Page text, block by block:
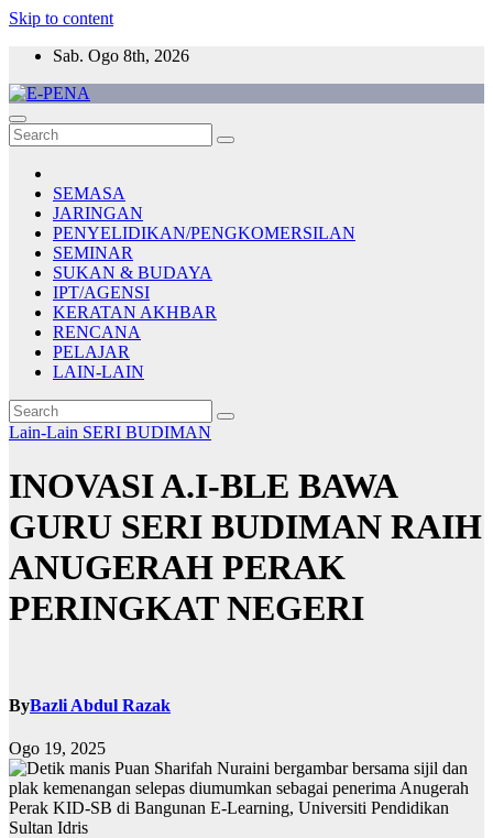
Skip to content
Sab. Ogo 8th, 2026
E-PENA
Berita Digital Terkini
SEMASA
JARINGAN
PENYELIDIKAN/PENGKOMERSILAN
SEMINAR
SUKAN & BUDAYA
IPT/AGENSI
KERATAN AKHBAR
RENCANA
PELAJAR
LAIN-LAIN
Lain-Lain SERI BUDIMAN
INOVASI A.I-BLE BAWA
GURU SERI BUDIMAN RAIH
ANUGERAH PERAK
PERINGKAT NEGERI
ByBazli Abdul Razak
Ogo 19, 2025